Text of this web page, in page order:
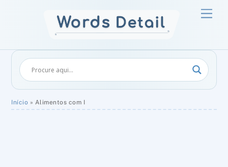
Início » Alimentos com I